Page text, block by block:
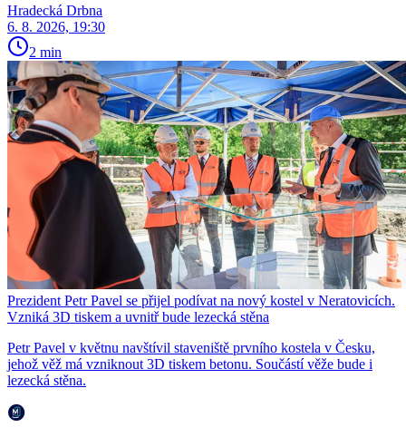
Hradecká Drbna
6. 8. 2026, 19:30
2 min
Prezident Petr Pavel se přijel podívat na nový kostel v Neratovicích.
Vzniká 3D tiskem a uvnitř bude lezecká stěna
Petr Pavel v květnu navštívil staveniště prvního kostela v Česku,
jehož věž má vzniknout 3D tiskem betonu. Součástí věže bude i
lezecká stěna.